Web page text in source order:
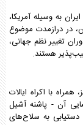
به وسیله آمریکا،
در درازمدت موضوع
تغییر نظم جهانی،
هستند.
با اکراه ایالات
آن - پاشنه آشیل
دستیابی به سلاح‌های